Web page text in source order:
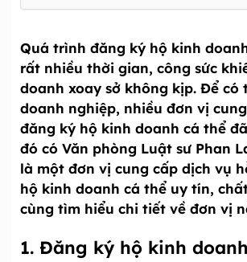
Quá trình đăng ký hộ kinh
rất nhiều thời gian, công sức
doanh xoay sở không kịp. Để có
doanh nghiệp, nhiều đơn vị
đăng ký hộ kinh doanh cá thể
đó có Văn phòng Luật sư Phan
là một đơn vị cung cấp dịch vụ
hộ kinh doanh cá thể uy tín,
cùng tìm hiểu chi tiết về đơn vị
1. Đăng ký hộ kinh